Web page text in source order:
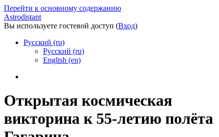
Перейти к основному содержанию
Astrodistant
Вы используете гостевой доступ (Вход)
Русский (ru)
Русский (ru)
English (en)
Открытая космическая
викторина к 55-летию полёта